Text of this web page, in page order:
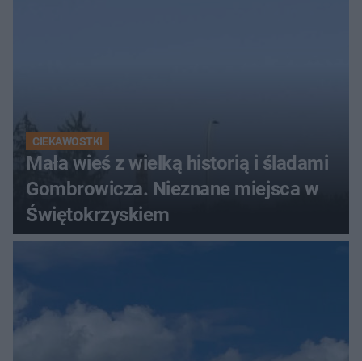
CIEKAWOSTKI
Mała wieś z wielką historią i śladami
Gombrowicza. Nieznane miejsca w
Świętokrzyskiem